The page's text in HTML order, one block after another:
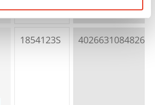
1854123S 4026631084826